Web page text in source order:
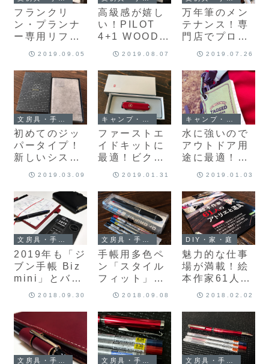
フランクリ
ン・プランナ
ー専用リフィ
ルセット「マ
ーム・パッ
ク」購入♪
2019.09.05
高級感が嬉し
い！PILOT
4+1 WOODに
スタイルフィ
リフィルを入
れて使います♪
2019.08.07
万年筆のメン
テナンス！専
門店でプロに
ペン先の調整
した♪
2019.07.26
初めてのジッ
パータイプ！
新しいシステ
Nappa ジッ
プ」を購入し
ました♪
2019.03.09
ファーストエ
イドキットに
最適！ビクト
「クラシック
SD」購入♪
2019.01.31
水に強いので
アウトドア用
途に最適！耐
タグド）」購
入♪
2019.01.03
2019年も「ジ
ブン手帳 Biz
mini」とバイ
ブルサイズの
を併用しま
す！
2018.09.30
手帳用多色ペ
ン「スタイル
フィット」の
ホルダーを
リップ 4+1」
に変更しまし
た♪
2018.09.08
DIY・家・庭
魅力的な仕事
場が満載！絵
本作家61人の
アトリエと道
2018.02.02